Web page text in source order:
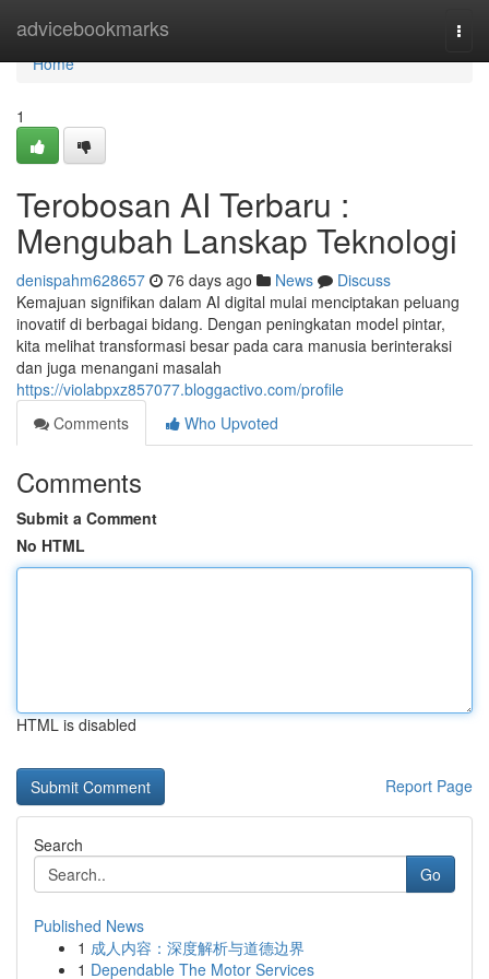
advicebookmarks
Home
Home
1
Terobosan AI Terbaru :
Mengubah Lanskap Teknologi
denispahm628657 76 days ago News
Discuss
Kemajuan signifikan dalam AI digital mulai menciptakan peluang
inovatif di berbagai bidang. Dengan peningkatan model pintar,
kita melihat transformasi besar pada cara manusia berinteraksi
dan juga menangani masalah
https://violabpxz857077.bloggactivo.com/profile
Comments
Who Upvoted
Comments
Submit a Comment
No HTML
HTML is disabled
Report Page
Search
Go
Published News
1 成人内容：深度解析与道德边界
1 Dependable The Motor Services